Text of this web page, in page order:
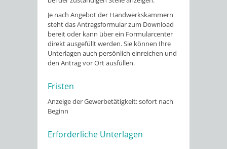
Je nach Angebot der Handwerkskammern
steht das Antragsformular zum Download
bereit oder kann über ein Formularcenter
direkt ausgefüllt werden. Sie können Ihre
Unterlagen auch persönlich einreichen und
den Antrag vor Ort ausfüllen.
Fristen
Anzeige der Gewerbetätigkeit: sofort nach
Beginn
Erforderliche Unterlagen